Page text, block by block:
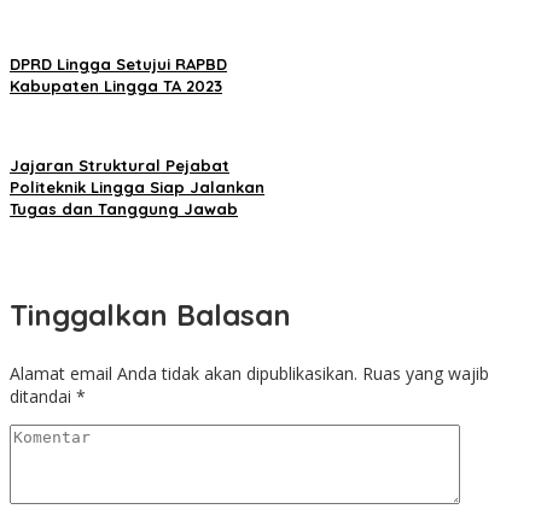
DPRD Lingga Setujui RAPBD
Kabupaten Lingga TA 2023
Jajaran Struktural Pejabat
Politeknik Lingga Siap Jalankan
Tugas dan Tanggung Jawab
Tinggalkan Balasan
Alamat email Anda tidak akan dipublikasikan. Ruas yang wajib
ditandai *